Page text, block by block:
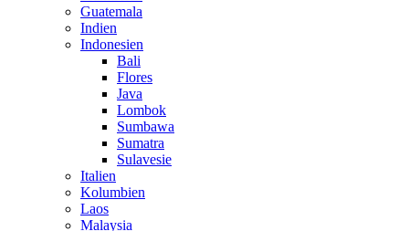
Guatemala
Indien
Indonesien
Bali
Flores
Java
Lombok
Sumbawa
Sumatra
Sulavesie
Italien
Kolumbien
Laos
Malaysia